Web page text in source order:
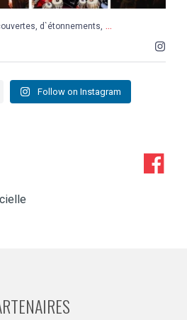
d`étonnements, ...
Follow on Instagram